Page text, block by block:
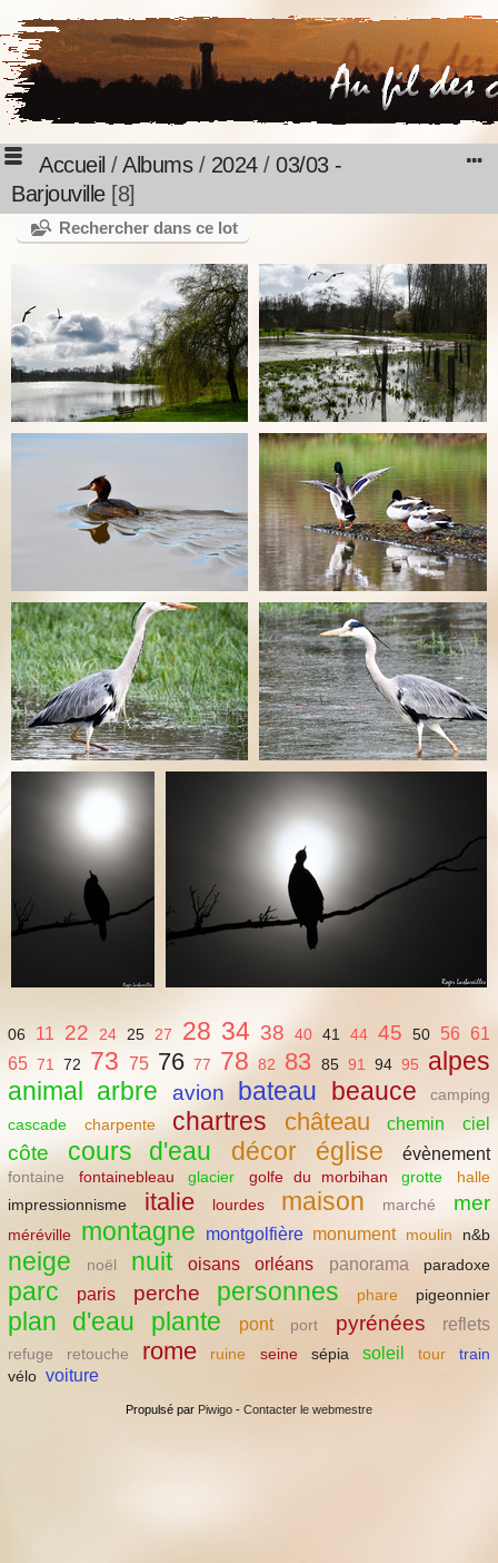
Accueil /Albums/ 2024/ 03/03 -
Barjouville 8
Rechercher dans ce lot
06 11 22 24 25 27 28 34 38 40 41 44 45 50 56 61
65 71 72 73 75 76 77 78 82 83 85 91 94 95
alpes
animal arbre avion bateau beauce
camping
cascade
charpente chartres château chemin ciel
côte cours d'eau décor église évènement
fontaine fontainebleau glacier golfe du morbihan grotte
halle
impressionnisme
italie lourdes maison marché mer
méréville montagne montgolfière monument moulin n&b
neige noël nuit oisans orléans panorama paradoxe
parc paris perche personnes phare pigeonnier
plan d'eau plante pont port pyrénées reflets
refuge retouche rome ruine seine sépia soleil tour
train
vélo voiture
Propulsé par Piwigo - Contacter le webmestre